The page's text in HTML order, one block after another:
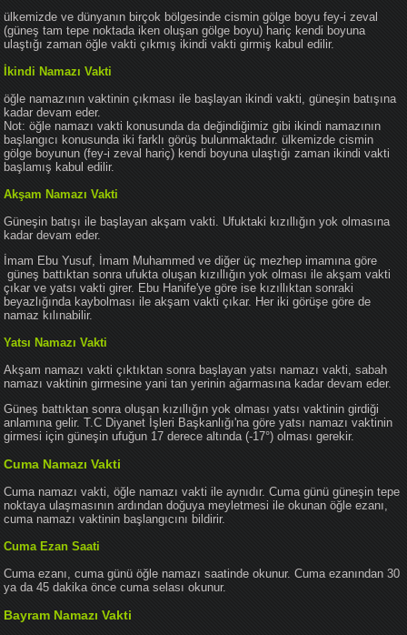
ülkemizde ve dünyanın birçok bölgesinde cismin gölge boyu fey-i zeval
(güneş tam tepe noktada iken oluşan gölge boyu) hariç kendi boyuna
ulaştığı zaman öğle vakti çıkmış ikindi vakti girmiş kabul edilir.
İkindi Namazı Vakti
öğle namazının vaktinin çıkması ile başlayan ikindi vakti, güneşin batışına
kadar devam eder.
Not: öğle namazı vakti konusunda da değindiğimiz gibi ikindi namazının
başlangıcı konusunda iki farklı görüş bulunmaktadır. ülkemizde cismin
gölge boyunun (fey-i zeval hariç) kendi boyuna ulaştığı zaman ikindi vakti
başlamış kabul edilir.
Akşam Namazı Vakti
Güneşin batışı ile başlayan akşam vakti. Ufuktaki kızıllığın yok olmasına
kadar devam eder.
İmam Ebu Yusuf, İmam Muhammed ve diğer üç mezhep imamına göre
güneş battıktan sonra ufukta oluşan kızıllığın yok olması ile akşam vakti
çıkar ve yatsı vakti girer. Ebu Hanife'ye göre ise kızıllıktan sonraki
beyazlığında kaybolması ile akşam vakti çıkar. Her iki görüşe göre de
namaz kılınabilir.
Yatsı Namazı Vakti
Akşam namazı vakti çıktıktan sonra başlayan yatsı namazı vakti, sabah
namazı vaktinin girmesine yani tan yerinin ağarmasına kadar devam eder.
Güneş battıktan sonra oluşan kızıllığın yok olması yatsı vaktinin girdiği
anlamına gelir. T.C Diyanet İşleri Başkanlığı'na göre yatsı namazı vaktinin
girmesi için güneşin ufuğun 17 derece altında (-17°) olması gerekir.
Cuma Namazı Vakti
Cuma namazı vakti, öğle namazı vakti ile aynıdır. Cuma günü güneşin tepe
noktaya ulaşmasının ardından doğuya meyletmesi ile okunan öğle ezanı,
cuma namazı vaktinin başlangıcını bildirir.
Cuma Ezan Saati
Cuma ezanı, cuma günü öğle namazı saatinde okunur. Cuma ezanından 30
ya da 45 dakika önce cuma selası okunur.
Bayram Namazı Vakti